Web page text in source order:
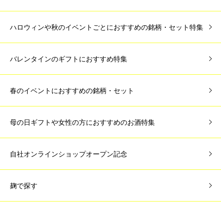
ハロウィンや秋のイベントごとにおすすめの銘柄・セット特集
バレンタインのギフトにおすすめ特集
春のイベントにおすすめの銘柄・セット
母の日ギフトや女性の方におすすめのお酒特集
自社オンラインショップオープン記念
麹で探す